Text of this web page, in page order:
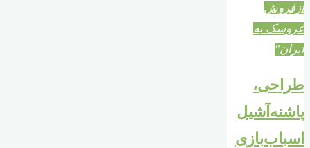
ازفروش
عروسک به
ایران"
طراحی،
پاشنه‌آشیل
اسباب‌بازی